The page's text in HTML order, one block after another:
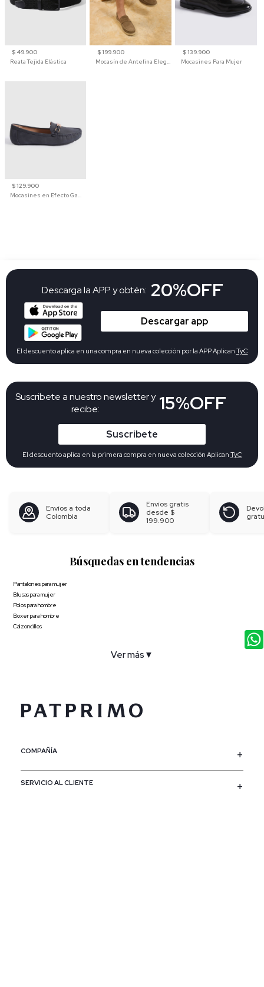
$ 49.900
Reata Tejida Elástica
$ 199.900
Mocasín de Antelina Elegante con Suela de Contraste Para Hombre
$ 139.900
Mocasines Para Mujer
$ 129.900
Mocasines en Efecto Gamuzado Para Mujer
Suscribete a nuestro newsletter y
recibe:
15%OFF
Suscribete
El descuento aplica en la primera compra en nueva colección Aplican TyC
Descarga la APP y obtén: 20%OFF
Descargar app
El descuento aplica en una compra en nueva colección por la APP Aplican TyC
Envíos a toda
Colombia
Envíos gratis
desde $
199.900
Búsquedas en tendencias
Pantalones para mujer
Blusas para mujer
Polos para hombre
Boxer para hombre
Calzoncillos
Ver más ▼
COMPAÑÍA
SERVICIO AL CLIENTE